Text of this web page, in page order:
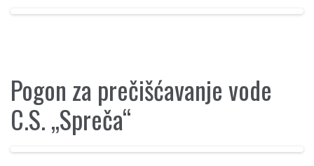
Pogon za prečišćavanje vode
C.S. „Spreča“